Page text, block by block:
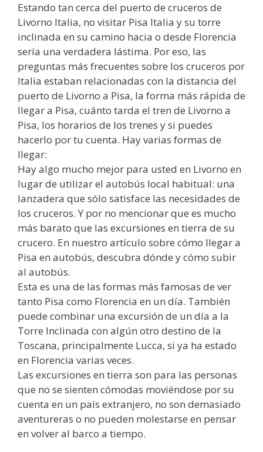
Estando tan cerca del puerto de cruceros de
Livorno Italia, no visitar Pisa Italia y su torre
inclinada en su camino hacia o desde Florencia
sería una verdadera lástima. Por eso, las
preguntas más frecuentes sobre los cruceros por
Italia estaban relacionadas con la distancia del
puerto de Livorno a Pisa, la forma más rápida de
llegar a Pisa, cuánto tarda el tren de Livorno a
Pisa, los horarios de los trenes y si puedes
hacerlo por tu cuenta. Hay varias formas de
llegar:
Hay algo mucho mejor para usted en Livorno en
lugar de utilizar el autobús local habitual: una
lanzadera que sólo satisface las necesidades de
los cruceros. Y por no mencionar que es mucho
más barato que las excursiones en tierra de su
crucero. En nuestro artículo sobre cómo llegar a
Pisa en autobús, descubra dónde y cómo subir
al autobús.
Esta es una de las formas más famosas de ver
tanto Pisa como Florencia en un día. También
puede combinar una excursión de un día a la
Torre Inclinada con algún otro destino de la
Toscana, principalmente Lucca, si ya ha estado
en Florencia varias veces.
Las excursiones en tierra son para las personas
que no se sienten cómodas moviéndose por su
cuenta en un país extranjero, no son demasiado
aventureras o no pueden molestarse en pensar
en volver al barco a tiempo.